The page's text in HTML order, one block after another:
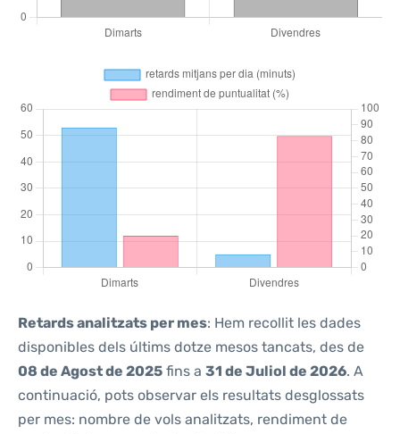
Retards analitzats per mes: Hem recollit les dades
disponibles dels últims dotze mesos tancats, des de
08 de Agost de 2025 fins a 31 de Juliol de 2026. A
continuació, pots observar els resultats desglossats
per mes: nombre de vols analitzats, rendiment de